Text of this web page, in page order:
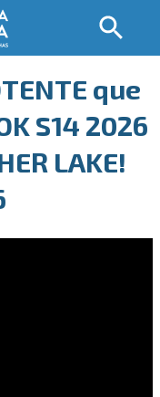
que
S14 2026
LAKE!